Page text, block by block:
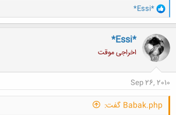
و
ا
ک
ن
ش
ه
ا
*Essi*
*Essi*
اخراجی موقت
Sep 26, 2010
Babak.php گفت: